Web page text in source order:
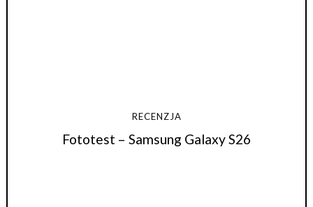
RECENZJA
Fototest – Samsung Galaxy S26